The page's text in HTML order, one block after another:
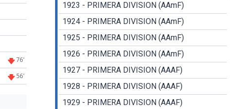
76'
56'
1923 - PRIMERA DIVISION (AAmF)
1924 - PRIMERA DIVISION (AAmF)
1925 - PRIMERA DIVISION (AAmF)
1926 - PRIMERA DIVISION (AAmF)
1927 - PRIMERA DIVISION (AAAF)
1928 - PRIMERA DIVISION (AAAF)
1929 - PRIMERA DIVISION (AAAF)